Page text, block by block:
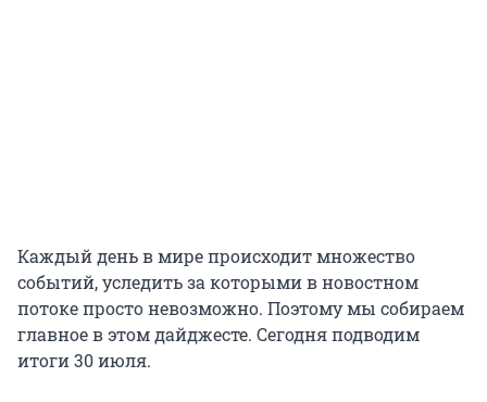
Каждый день в мире происходит множество
событий, уследить за которыми в новостном
потоке просто невозможно. Поэтому мы собираем
главное в этом дайджесте. Сегодня подводим
итоги 30 июля.